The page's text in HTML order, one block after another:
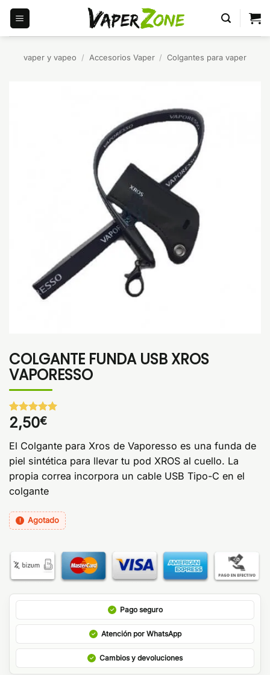
Saltar
contenido
vaper y vapeo / Accesorios Vaper / Colgantes para vaper
COLGANTE FUNDA USB XROS
VAPORESSO
Valorado
con5 de 5
1
valoración
de un
cliente
2,50€
El Colgante para Xros de Vaporesso es una funda de
piel sintética para llevar tu pod XROS al cuello. La
propia correa incorpora un cable USB Tipo-C en el
colgante
Agotado
Pago seguro
Atención por WhatsApp
Cambios y devoluciones